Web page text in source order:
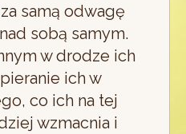
samą odwagę
sobą samym.
w drodze ich
ich w
co ich na tej
wzmacnia i